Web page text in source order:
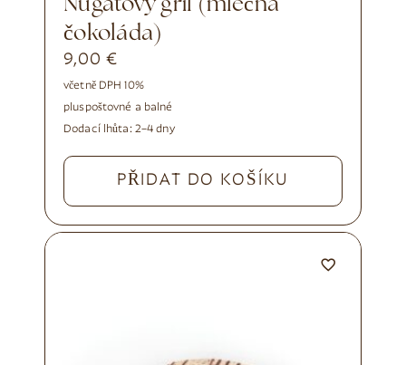
Nugátový gril (mléčná
čokoláda)
9,00 €
včetně DPH 10%
pluspoštovné a balné
Dodací lhůta: 2–4 dny
PŘIDAT DO KOŠÍKU